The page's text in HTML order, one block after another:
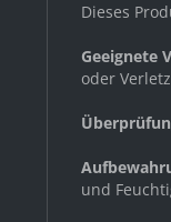
Dieses
Geeignete
oder
und